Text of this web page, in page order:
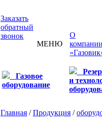
Заказать
обратный
звонок
МЕНЮ
О
Газовое
оборудование
и
Главная /Продукция /